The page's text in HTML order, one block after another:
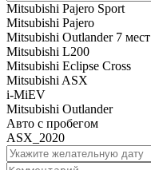
Mitsubishi Pajero Sport
Mitsubishi Pajero
Mitsubishi Outlander 7 мест
Mitsubishi L200
Mitsubishi Eclipse Cross
Mitsubishi ASX
i-MiEV
Mitsubishi Outlander
Авто с пробегом
ASX_2020